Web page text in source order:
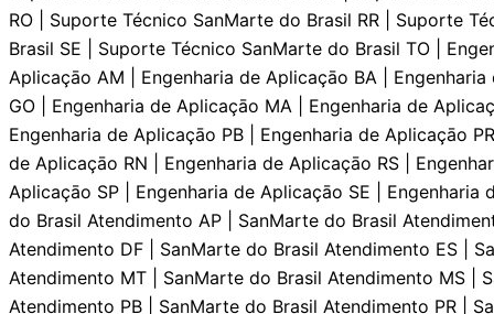
RO | Suporte Técnico SanMarte do Brasil RR | Suporte
Brasil SE | Suporte Técnico SanMarte do Brasil TO |
Aplicaçāo AM | Engenharia de Aplicaçāo BA |
GO | Engenharia de Aplicaçāo MA | Engenharia de
Engenharia de Aplicaçāo PB | Engenharia de Aplicaçāo
de Aplicaçāo RN | Engenharia de Aplicaçāo RS |
Aplicaçāo SP | Engenharia de Aplicaçāo SE |
do Brasil Atendimento AP | SanMarte do Brasil
Atendimento DF | SanMarte do Brasil Atendimento ES |
Atendimento MT | SanMarte do Brasil Atendimento MS |
Atendimento PB | SanMarte do Brasil Atendimento PR |